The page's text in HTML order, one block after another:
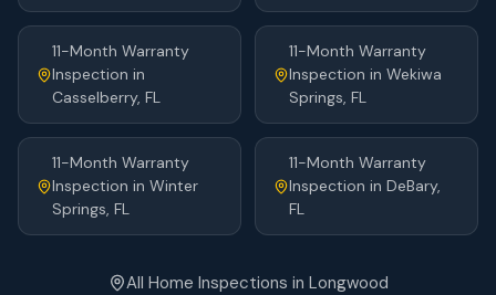
11-Month Warranty
Inspection in
Casselberry, FL
11-Month Warranty
Inspection in Wekiwa
Springs, FL
11-Month Warranty
Inspection in Winter
Springs, FL
11-Month Warranty
Inspection in DeBary,
FL
All Home Inspections in Longwood